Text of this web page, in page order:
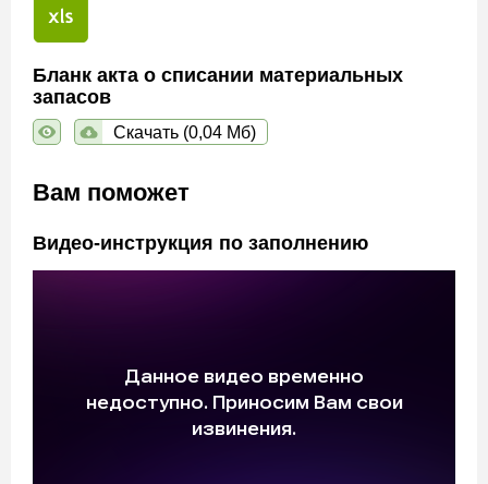
Бланк акта о списании материальных
запасов
Скачать (0,04 Мб)
Вам поможет
Видео-инструкция по заполнению